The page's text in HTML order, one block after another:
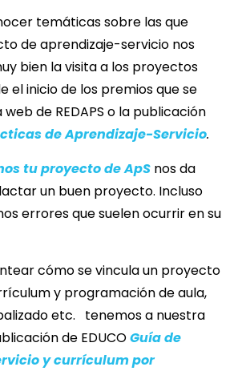
temáticas sobre las que
de aprendizaje-servicio nos
bien la visita a los proyectos
el inicio de los premios que se
de REDAPS o la publicación
de Aprendizaje-Servicio.
tu proyecto de ApS nos da
un buen proyecto. Incluso
errores que suelen ocurrir en su
cómo se vincula un proyecto
y programación de aula,
etc. tenemos a nuestra
de EDUCOGuía de
y currículum por